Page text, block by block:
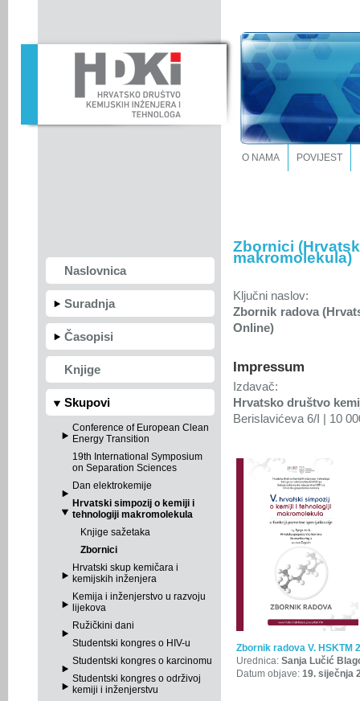
O NAMA POVIJEST
Naslovnica
Suradnja
Časopisi
Knjige
Skupovi
Conference of European Clean
Energy Transition
19th International Symposium
on Separation Sciences
Dan elektrokemije
Hrvatski simpozij o kemiji i
tehnologiji makromolekula
Knjige sažetaka
Zbornici
Hrvatski skup kemičara i
kemijskih inženjera
Kemija i inženjerstvo u razvoju
lijekova
Ružičkini dani
Studentski kongres o HIV-u
Studentski kongres o karcinomu
Studentski kongres o održivoj
kemiji i inženjerstvu
Zbornici
makromolekula)
Ključni naslov:
Zbornik radova
Online)
Impressum
Izdavač:
Hrvatsko društvo
Berislavićeva 6/I | 10
Zbornik radova V. HSKTM
Urednica: Sanja Lučić
Datum objave: 19. siječnja